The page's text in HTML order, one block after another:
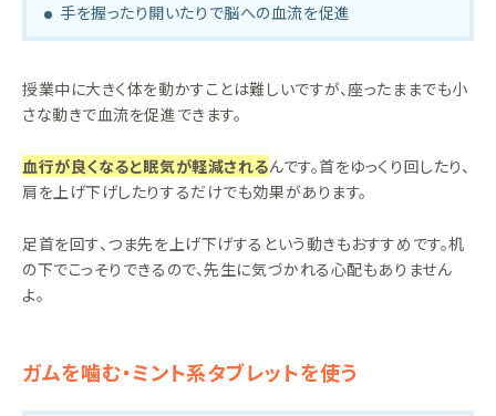
手を握ったり開いたりで脳への血流を促進
授業中に大きく体を動かすことは難しいですが、座ったままでも小
さな動きで血流を促進できます。
血行が良くなると眠気が軽減されるんです。首をゆっくり回したり、
肩を上げ下げしたりするだけでも効果があります。
足首を回す、つま先を上げ下げするという動きもおすすめです。机
の下でこっそりできるので、先生に気づかれる心配もありません
よ。
ガムを噛む・ミント系タブレットを使う